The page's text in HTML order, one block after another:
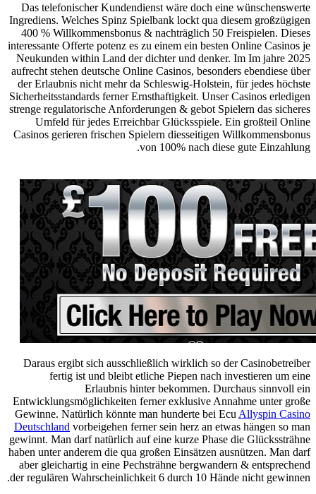
Das telefonischer Kundendienst wäre doch eine wünschenswerte
Ingrediens. Welches Spinz Spielbank lockt qua diesem großzügigen
400 % Willkommensbonus & nachträglich 50 Freispielen. Dieses
interessante Offerte potenz es zu einem ein besten Online Casinos je
Neukunden within Land der dichter und denker. Im Im jahre 2025
aufrecht stehen deutsche Online Casinos, besonders ebendiese über
der Erlaubnis nicht mehr da Schleswig-Holstein, für jedes höchste
Sicherheitsstandards ferner Ernsthaftigkeit. Unser Casinos erledigen
strenge regulatorische Anforderungen & gebot Spielern das sicheres
Umfeld für jedes Erreichbar Glücksspiele. Ein großteil Online
Casinos gerieren frischen Spielern diesseitigen Willkommensbonus
von 100% nach diese gute Einzahlung.
Daraus ergibt sich ausschließlich wirklich so der Casinobetreiber
fertig ist und bleibt etliche Piepen nach investieren um eine
Erlaubnis hinter bekommen. Durchaus sinnvoll ein
Entwicklungsmöglichkeiten ferner exklusive Annahme unter große
Gewinne. Natürlich könnte man hunderte bei Ecu Allyspin Casino
Deutschland vorbeigehen ferner sein herz an etwas hängen so man
gewinnt. Man darf natürlich auf eine kurze Phase die Glückssträhne
haben unter anderem die qua großen Einsätzen ausnützen. Man darf
aber gleichartig in eine Pechsträhne bergwandern & entsprechend
der regulären Wahrscheinlichkeit 6 durch 10 Hände nicht gewinnen.